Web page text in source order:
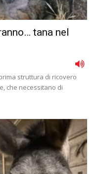
tana nel
struttura di ricovero
che necessitano di